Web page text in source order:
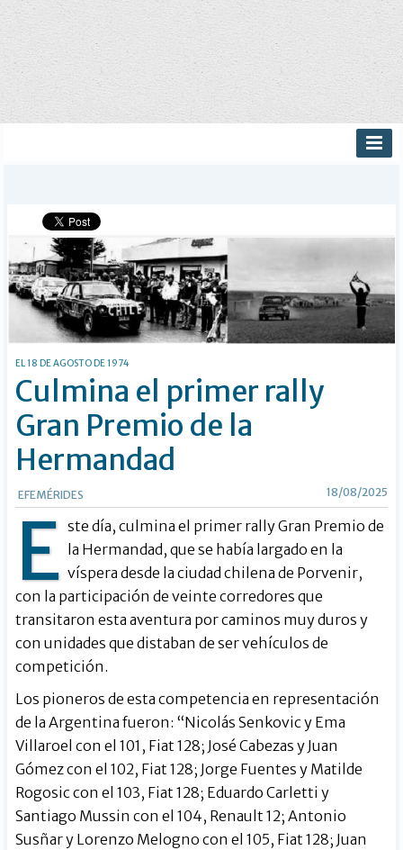
DEPORTES
POLICIALES
I-DIARIO
MÁS
EL 18 DE AGOSTO DE 1974
Culmina el primer rally
Gran Premio de la
Hermandad
EFEMÉRIDES 18/08/2025
E ste día, culmina el primer rally Gran Premio de
la Hermandad, que se había largado en la
víspera desde la ciudad chilena de Porvenir,
con la participación de veinte corredores que
transitaron esta aventura por caminos muy duros y
con unidades que distaban de ser vehículos de
competición.
Los pioneros de esta competencia en representación
de la Argentina fueron: “Nicolás Senkovic y Ema
Villaroel con el 101, Fiat 128; José Cabezas y Juan
Gómez con el 102, Fiat 128; Jorge Fuentes y Matilde
Rogosic con el 103, Fiat 128; Eduardo Carletti y
Santiago Mussin con el 104, Renault 12; Antonio
Susñar y Lorenzo Melogno con el 105, Fiat 128; Juan